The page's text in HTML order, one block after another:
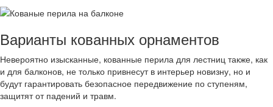
Варианты кованных орнаментов
Невероятно изысканные, кованные перила для лестниц также, как
и для балконов, не только привнесут в интерьер новизну, но и
будут гарантировать безопасное передвижение по ступеням,
защитят от падений и травм.